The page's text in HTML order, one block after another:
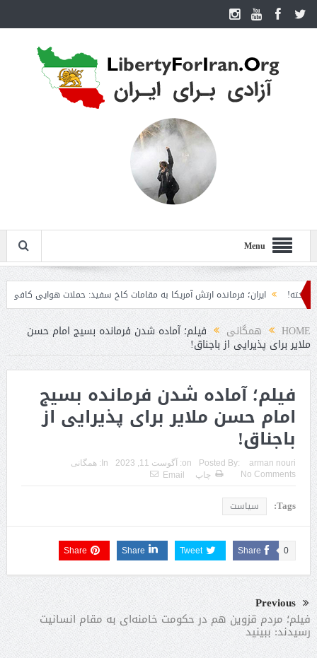
Menu
ایران؛ فرمانده ارتش آمریکا به مقامات کاخ سفید: حملات هوایی کافی نیست
HOME همگانی فیلم؛ آماده شدن فرمانده بسیج امام حسن
ملایر برای پذیرایی از باجناق!
فیلم؛ آماده شدن فرمانده بسیج
امام حسن ملایر برای پذیرایی از
باجناق!
Posted By: arman nouri
on: آگوست 11, 2023 In: همگانی
No Comments
چاپ Email
Tags: سیاست
Share 0
Tweet
Share
Share
Previous
فیلم؛ مردم قزوین هم در حکومت خامنه‌ای به مقام انسانیت
رسیدند: ببینید